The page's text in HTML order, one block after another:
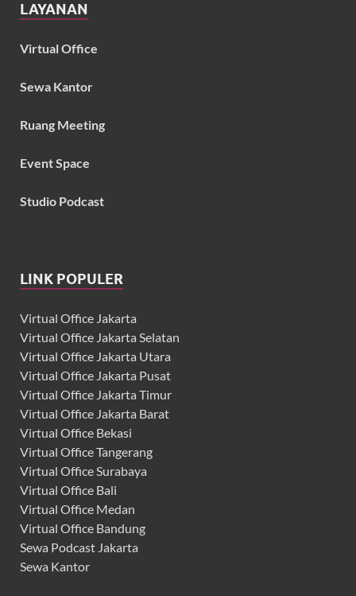
LAYANAN
Virtual Office
Sewa Kantor
Ruang Meeting
Event Space
Studio Podcast
LINK POPULER
Virtual Office Jakarta
Virtual Office Jakarta Selatan
Virtual Office Jakarta Utara
Virtual Office Jakarta Pusat
Virtual Office Jakarta Timur
Virtual Office Jakarta Barat
Virtual Office Bekasi
Virtual Office Tangerang
Virtual Office Surabaya
Virtual Office Bali
Virtual Office Medan
Virtual Office Bandung
Sewa Podcast Jakarta
Sewa Kantor